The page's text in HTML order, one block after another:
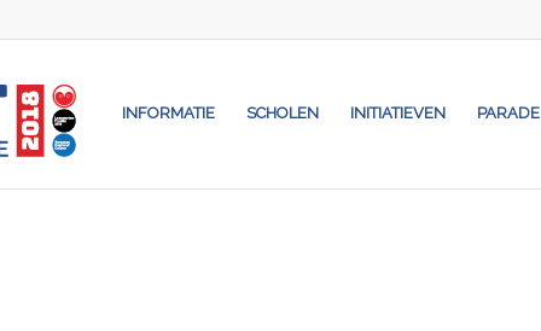
INFORMATIE SCHOLEN INITIATIEVEN PARADE